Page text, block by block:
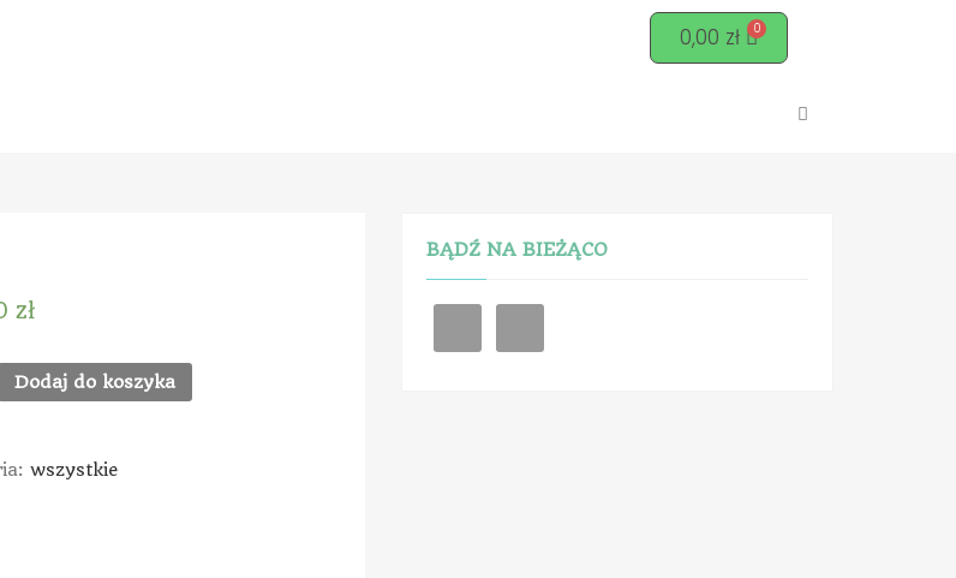
0,00 zł
zł
Dodaj do koszyka
wszystkie
BĄDŹ NA BIEŻĄCO